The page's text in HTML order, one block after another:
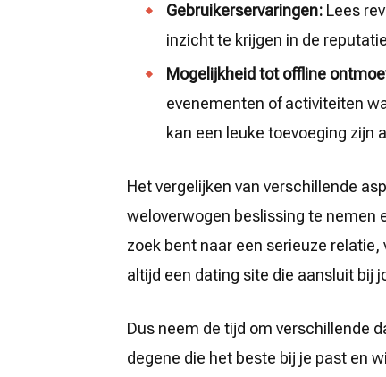
Gebruikerservaringen: Lees
inzicht te krijgen in de
Mogelijkheid tot offline
evenementen of activiteiten
kan een leuke toevoeging zijn
Het vergelijken van verschillende
weloverwogen beslissing te nemen
zoek bent naar een serieuze
altijd een dating site die aansluit bij
Dus neem de tijd om verschillende
degene die het beste bij je past en